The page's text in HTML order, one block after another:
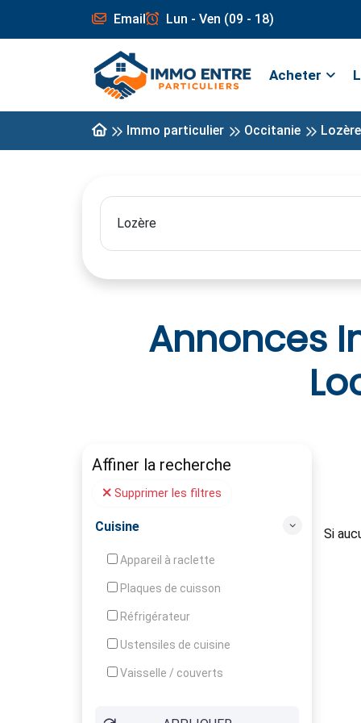
Email Lun - Ven (09 - 18)
Acheter
Immo particulier Occitanie Lozère
Annonces
Affiner la recherche
Supprimer les filtres
Cuisine
Appareil à raclette
Plaques de cuisson
Réfrigérateur
Ustensiles de cuisine
Vaisselle / couverts
Si